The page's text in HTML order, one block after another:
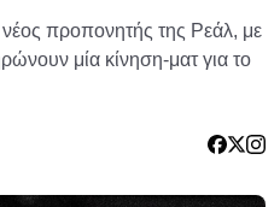
προπονητής της Ρεάλ, με
μία κίνηση-ματ για το